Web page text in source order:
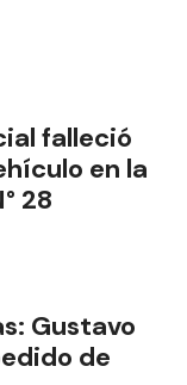
falleció
en la
28
Gustavo
de